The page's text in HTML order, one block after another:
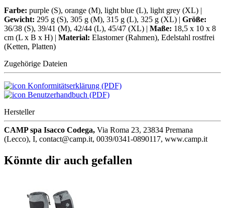
Farbe: purple (S), orange (M), light blue (L), light grey (XL) |
Gewicht: 295 g (S), 305 g (M), 315 g (L), 325 g (XL) | Größe:
36/38 (S), 39/41 (M), 42/44 (L), 45/47 (XL) | Maße: 18,5 x 10 x 8
cm (L x B x H) | Material: Elastomer (Rahmen), Edelstahl rostfrei
(Ketten, Platten)
Zugehörige Dateien
Konformitätserklärung (PDF)
Benutzerhandbuch (PDF)
Hersteller
CAMP spa Isacco Codega, Via Roma 23, 23834 Premana
(Lecco), I, contact@camp.it, 0039/0341-0890117, www.camp.it
Könnte dir auch gefallen